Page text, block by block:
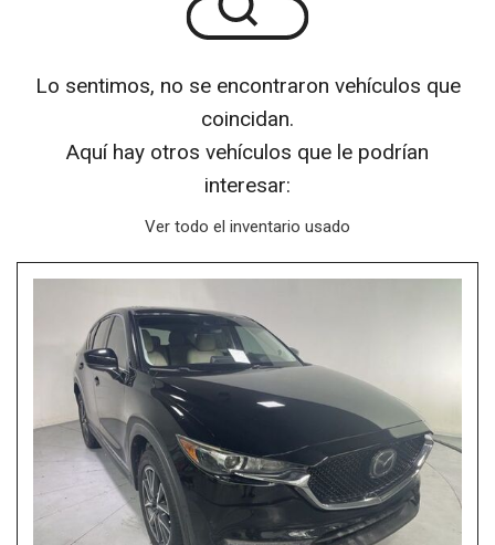
Lo sentimos, no se encontraron vehículos que
coincidan.
Aquí hay otros vehículos que le podrían
interesar:
Ver todo el inventario usado